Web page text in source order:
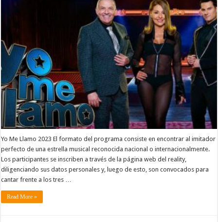
Yo Me Llamo 2023 El formato del programa consiste en encontrar al imitador
perfecto de una estrella musical reconocida nacional o internacionalmente.
Los participantes se inscriben a través de la página web del reality,
diligenciando sus datos personales y, luego de esto, son convocados para
cantar frente a los tres …
Read More »